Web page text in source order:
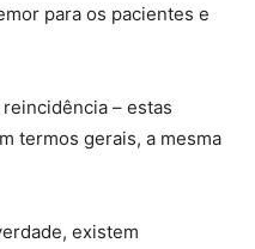
para os pacientes e
– estas
termos gerais, a mesma
existem